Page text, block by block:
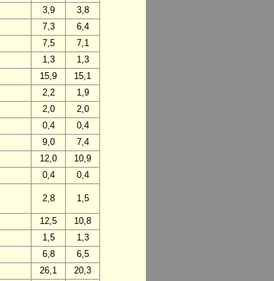
3,9
3,8
7,3
6,4
7,5
7,1
1,3
1,3
15,9
15,1
2,2
1,9
2,0
2,0
0,4
0,4
9,0
7,4
12,0
10,9
0,4
0,4
2,8 1,5
12,5
10,8
1,5
1,3
6,8
6,5
26,1
20,3